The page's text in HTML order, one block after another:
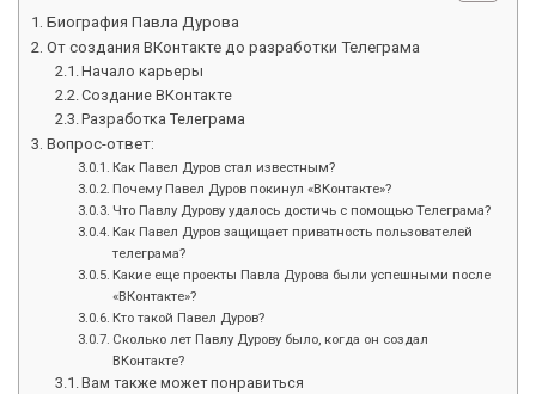
Биография Павла Дурова
От создания ВКонтакте до разработки Телеграма
Начало карьеры
Создание ВКонтакте
Разработка Телеграма
Вопрос-ответ:
Как Павел Дуров стал известным?
Почему Павел Дуров покинул «ВКонтакте»?
Что Павлу Дурову удалось достичь с помощью Телеграма?
Как Павел Дуров защищает приватность пользователей
телеграма?
Какие еще проекты Павла Дурова были успешными после
«ВКонтакте»?
Кто такой Павел Дуров?
Сколько лет Павлу Дурову было, когда он создал
ВКонтакте?
Вам также может понравиться